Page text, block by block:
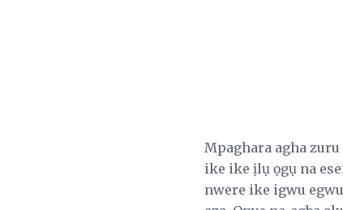
Mpaghara agha
ike ike ịlụ ọgụ na
nwere ike igwu